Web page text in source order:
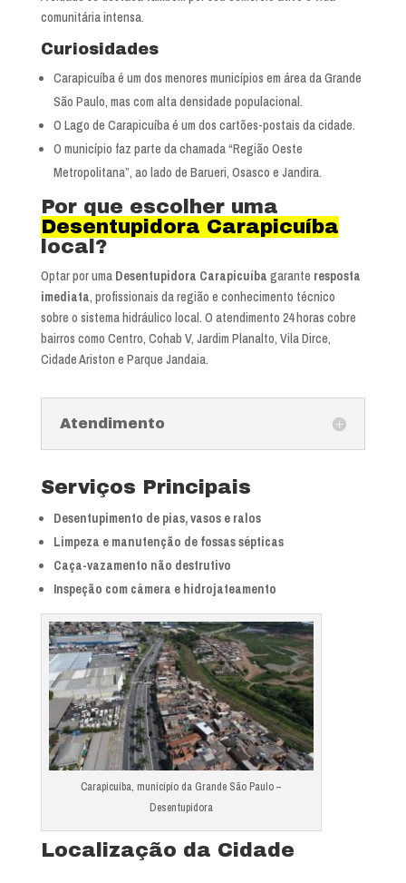
comunitária intensa.
Curiosidades
Carapicuíba é um dos menores municípios em área da Grande
São Paulo, mas com alta densidade populacional.
O Lago de Carapicuíba é um dos cartões-postais da cidade.
O município faz parte da chamada “Região Oeste
Metropolitana”, ao lado de Barueri, Osasco e Jandira.
Por que escolher uma
Desentupidora Carapicuíba
local?
Optar por uma Desentupidora Carapicuíba garante resposta
imediata, profissionais da região e conhecimento técnico
sobre o sistema hidráulico local. O atendimento 24 horas cobre
bairros como Centro, Cohab V, Jardim Planalto, Vila Dirce,
Cidade Ariston e Parque Jandaia.
Atendimento
Serviços Principais
Desentupimento de pias, vasos e ralos
Limpeza e manutenção de fossas sépticas
Caça-vazamento não destrutivo
Inspeção com câmera e hidrojateamento
Carapicuíba, município da Grande São Paulo –
Desentupidora
Localização da Cidade